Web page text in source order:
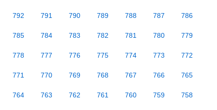
792 791 790 789 788 787 786
785 784 783 782 781 780 779
778 777 776 775 774 773 772
771 770 769 768 767 766 765
764 763 762 761 760 759 758